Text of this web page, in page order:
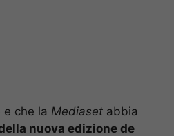
e che la Mediaset abbia
nuova edizione de